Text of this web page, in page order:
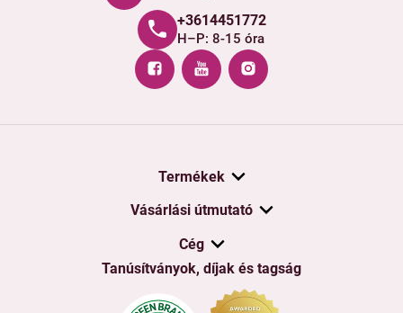
+3614451772
H–P: 8-15 óra
Termékek
Vásárlási útmutató
Cég
Tanúsítványok, díjak és tagság